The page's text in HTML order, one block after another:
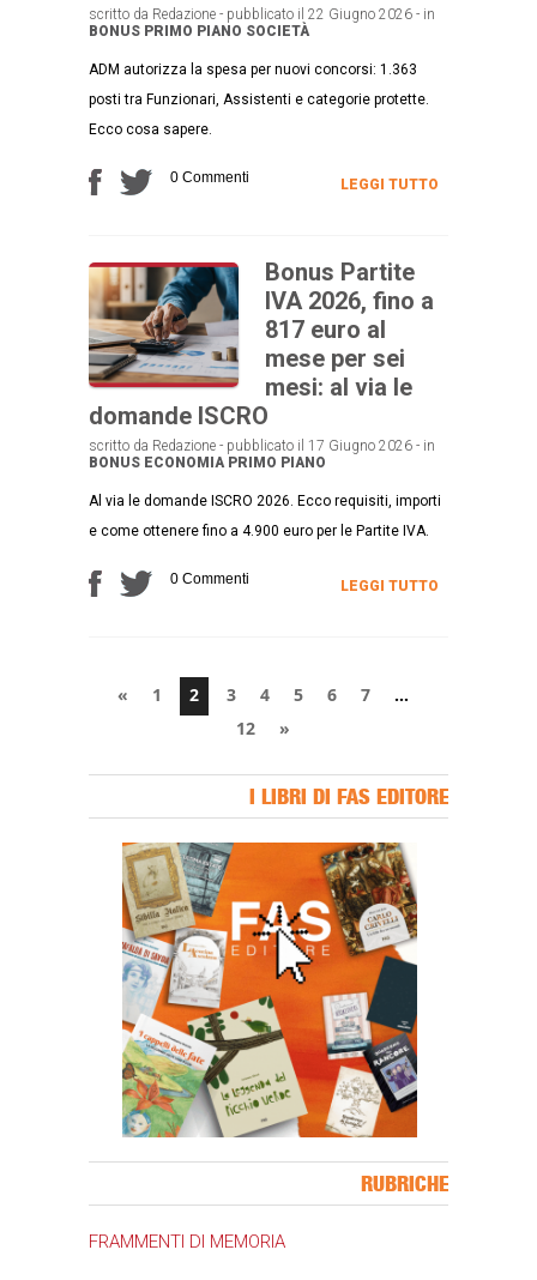
scritto da Redazione - pubblicato il 22 Giugno 2026 - in
BONUS PRIMO PIANO SOCIETÀ
ADM autorizza la spesa per nuovi concorsi: 1.363
posti tra Funzionari, Assistenti e categorie protette.
Ecco cosa sapere.
0 Commenti LEGGI TUTTO
Bonus Partite
IVA 2026, fino a
817 euro al
mese per sei
mesi: al via le
domande ISCRO
scritto da Redazione - pubblicato il 17 Giugno 2026 - in
BONUS ECONOMIA PRIMO PIANO
Al via le domande ISCRO 2026. Ecco requisiti, importi
e come ottenere fino a 4.900 euro per le Partite IVA.
0 Commenti LEGGI TUTTO
« 1 2 3 4 5 6 7
…
12
»
I LIBRI DI FAS EDITORE
RUBRICHE
FRAMMENTI DI MEMORIA